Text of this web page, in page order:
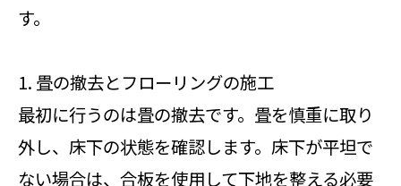
す。
1. 畳の撤去とフローリングの施工
最初に行うのは畳の撤去です。畳を慎重に取り
外し、床下の状態を確認します。床下が平坦で
ない場合は、合板を使用して下地を整える必要